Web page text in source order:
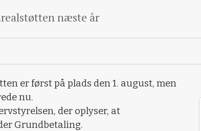
næste år
er først på plads den 1. august, men
nu.
der oplyser, at
Grundbetaling.